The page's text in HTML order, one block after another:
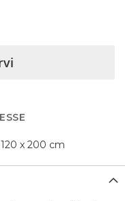
x 200 cm